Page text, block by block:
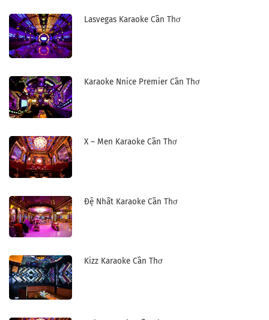
Lasvegas Karaoke Cần Thơ
Karaoke Nnice Premier Cần Thơ
X – Men Karaoke Cần Thơ
Đệ Nhất Karaoke Cần Thơ
Kizz Karaoke Cần Thơ